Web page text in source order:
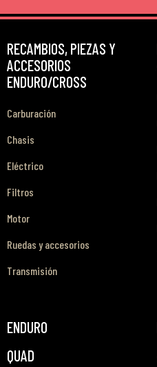
RECAMBIOS, PIEZAS Y
ACCESORIOS
ENDURO/CROSS
Carburación
Chasis
Eléctrico
Filtros
Motor
Ruedas y accesorios
Transmisión
ENDURO
QUAD